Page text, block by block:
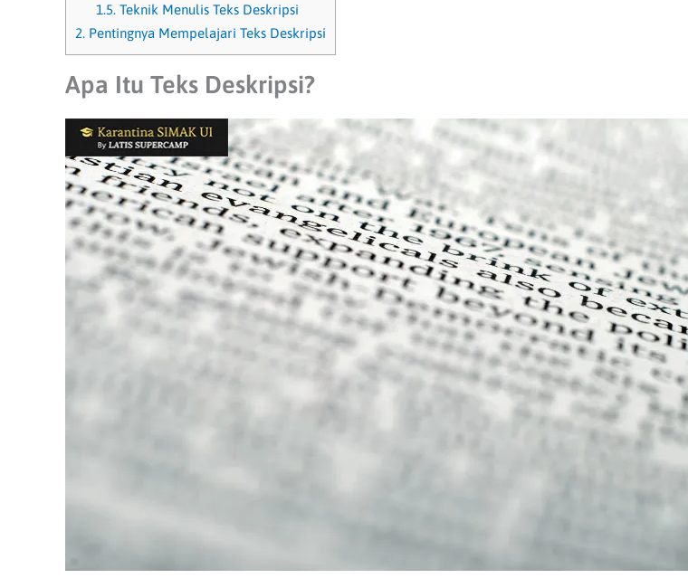
1.5.Teknik Menulis Teks Deskripsi
2. Pentingnya Mempelajari Teks Deskripsi
Apa Itu Teks Deskripsi?